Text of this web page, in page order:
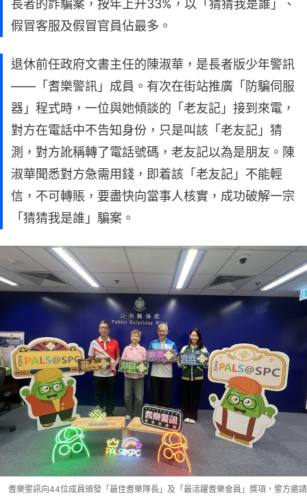
長者的詐騙案，按年上升33%，以「猜猜我是誰」、
假冒客服及假冒官員佔最多。
退休前任政府文書主任的陳淑華，是長者版少年警訊
——「耆樂警訊」成員。有次在街站推廣「防騙伺服
器」程式時，一位與她傾談的「老友記」接到來電，
對方在電話中不告知身份，只是叫該「老友記」猜
測，對方訛稱轉了電話號碼，老友記以為是朋友。陳
淑華聞悉對方急需用錢，即着該「老友記」不能輕
信，不可轉賬，要盡快向當事人核實，成功破解一宗
「猜猜我是誰」騙案。
耆樂警訊向44位成員頒發「最佳耆樂隊長」及「最活躍耆樂會員」獎項，警方邀請